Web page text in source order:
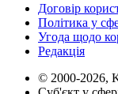
Договір
Політика у
Угода щодо
Редакція
© 2000-2026,